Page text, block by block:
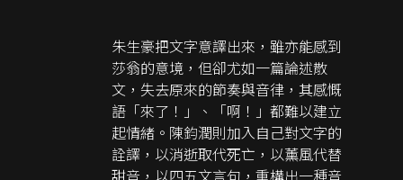
朱生豪把文字意譯出來，雖亦能感到
莎翁的意境，但卻尤如一篇論述散
文，失去原來的節奏與音律，其感慨
語「來了！」、「啊！」都難以建立
起情緒。陳鈞潤則加入自己對文字的
詮譯，以消逝取代死亡，以薰風代替
甜音，以四五文言句，重構出一種音